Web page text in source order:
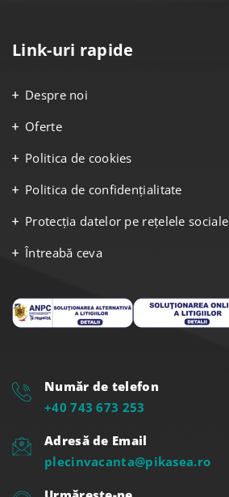
Link-uri rapide
Despre noi
Oferte
Politica de cookies
Politica de confidențialitate
Protecția datelor pe rețelele sociale
Întreabă ceva
Număr de telefon
+40 743 673 253
Adresă de Email
plecinvacanta@pikasea.ro